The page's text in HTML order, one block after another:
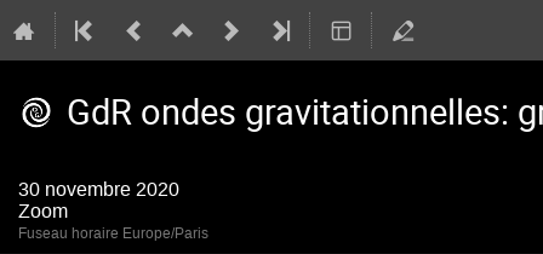
GdR ondes gravitationnelles:
30 novembre 2020
Zoom
Fuseau horaire Europe/Paris